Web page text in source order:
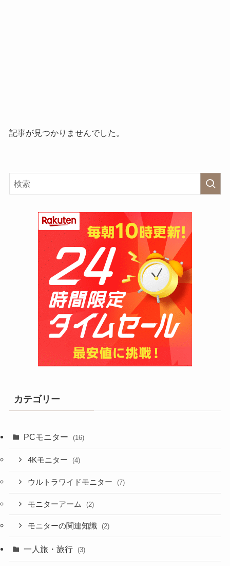
記事が見つかりませんでした。
カテゴリー
PCモニター (16)
4Kモニター (4)
ウルトラワイドモニター (7)
モニターアーム (2)
モニターの関連知識 (2)
一人旅・旅行 (3)